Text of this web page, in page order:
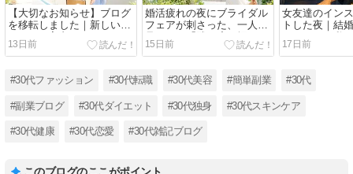
【大切なお知らせ】ブログ
を移転しました｜新しい
URLのご案内
13日前
婚活疲れの夜にブライダル
フェアが刺さった、一人で
見つけた「隣の席が埋まる
未来」
15日前
女友達のイン
トした夜｜結
のがつらい私
の距離感
17日前
#30代ファッション #30代転職 #30代美容 #簡単副業 #30代
#副業ブログ #30代ダイエット #30代独身 #30代スキンケア
#30代健康 #30代恋愛 #30代雑記ブログ
このブログのここがポイント